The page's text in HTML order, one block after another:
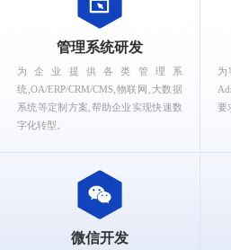
What can
管理系统研发
为企业提供各类管理系
统,OA/ERP/CRM/CMS,物联网,大数据
系统等定制方案,帮助企业实现快速数
字化转型。
为
要
微信开发